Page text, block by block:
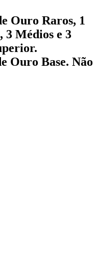
Ouro Raros, 1
3 Médios e 3
Ouro Base. Não